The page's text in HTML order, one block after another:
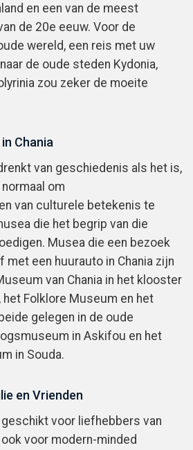
en een van de meest
de 20e eeuw. Voor de
wereld, een reis met uw
de oude steden Kydonia,
zou zeker de moeite
Chania
van geschiedenis als het is,
om
van culturele betekenis te
die het begrip van die
Musea die een bezoek
met een huurauto in Chania zijn
van Chania in het klooster
Folklore Museum en het
gelegen in de oude
in Askifou en het
in Souda.
en Vrienden
geschikt voor liefhebbers van
voor modern-minded